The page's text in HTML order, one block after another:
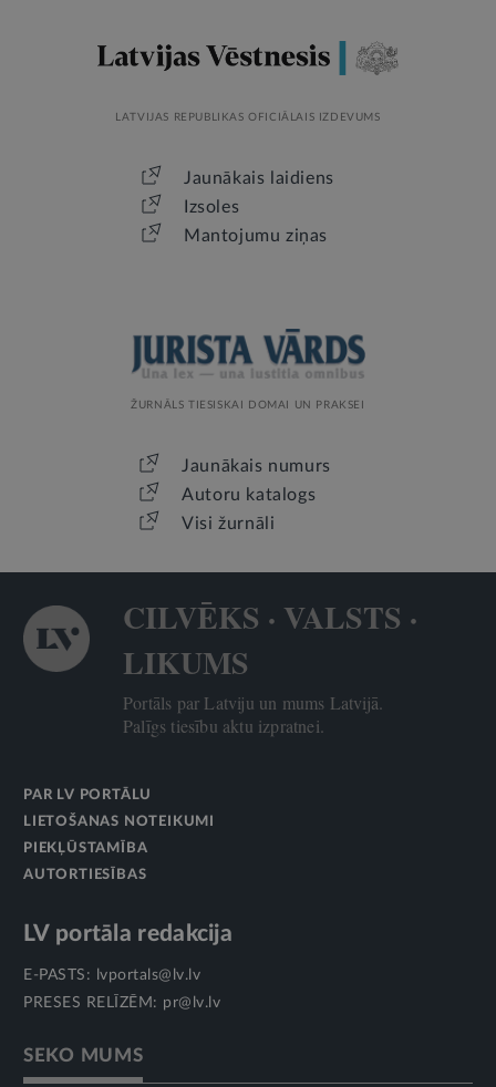
LATVIJAS REPUBLIKAS OFICIĀLAIS IZDEVUMS
Jaunākais laidiens
Izsoles
Mantojumu ziņas
ŽURNĀLS TIESISKAI DOMAI UN PRAKSEI
Jaunākais numurs
Autoru katalogs
Visi žurnāli
CILVĒKS · VALSTS ·
LIKUMS
Portāls par Latviju un mums Latvijā.
Palīgs tiesību aktu izpratnei.
PAR LV PORTĀLU
LIETOŠANAS NOTEIKUMI
PIEKĻŪSTAMĪBA
AUTORTIESĪBAS
LV portāla redakcija
E-PASTS:
lvportals@lv.lv
PRESES RELĪZĒM: pr@lv.lv
SEKO MUMS